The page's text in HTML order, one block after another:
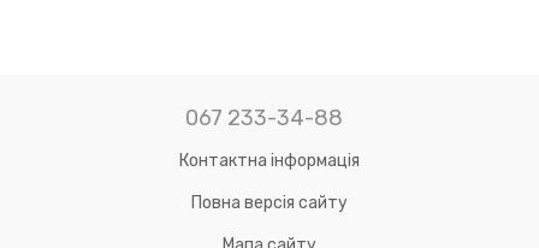
067 233-34-88
Контактна інформація
Повна версія сайту